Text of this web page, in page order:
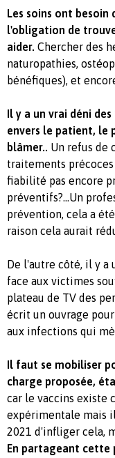
Les soins ont
l'obligation de
aider. Chercher des
naturopathies,
bénéfiques), et
Il y a un vrai déni
envers le patient, le
blâmer.. Un refus de
traitements
fiabilité pas encore
préventifs?...Un
prévention, cela a
raison cela aurait
De l'autre côté, il y a
face aux victimes
plateau de TV des
écrit un ouvrage
aux infections qui
Il faut se mobiliser
charge proposée,
car le vaccins existe
expérimentale mais
2021 d'infliger cela,
En partageant cette